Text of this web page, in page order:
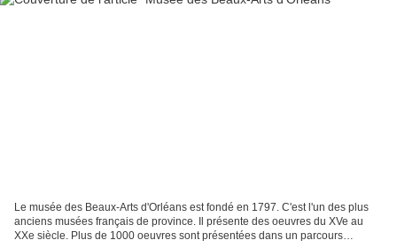
Le musée des Beaux-Arts d'Orléans est fondé en 1797. C'est l'un des plus
anciens musées français de province. Il présente des oeuvres du XVe au
XXe siècle. Plus de 1000 oeuvres sont présentées dans un parcours